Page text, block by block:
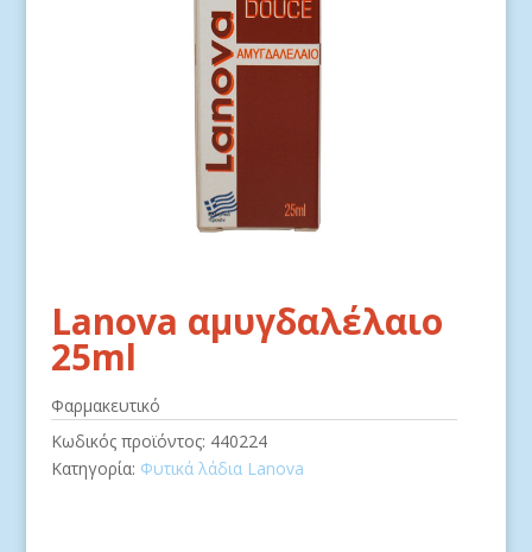
Lanova αμυγδαλέλαιο
25ml
Φαρμακευτικό
Κωδικός προϊόντος: 440224
Κατηγορία: Φυτικά λάδια Lanova